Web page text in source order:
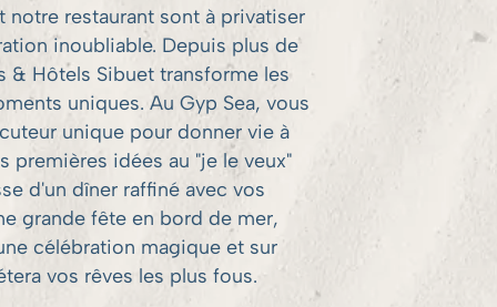
notre restaurant sont à privatiser
inoubliable. Depuis plus de
& Hôtels Sibuet transforme les
uniques. Au Gyp Sea, vous
unique pour donner vie à
premières idées au "je le veux"
d'un dîner raffiné avec vos
grande fête en bord de mer,
célébration magique et sur
vos rêves les plus fous.